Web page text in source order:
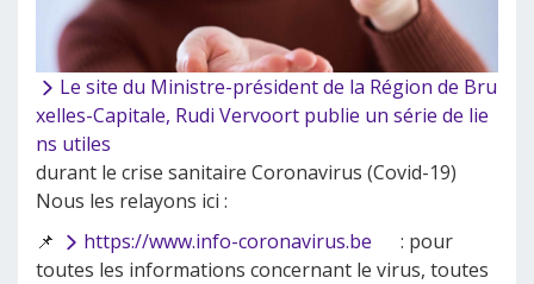
Le site du Ministre-président de la Région de Bru
xelles-Capitale, Rudi Vervoort publie un série de lie
ns utiles
durant le crise sanitaire Coronavirus (Covid-19)
Nous les relayons ici :
📌
https://www.info-coronavirus.be
: pour
toutes les informations concernant le virus, toutes